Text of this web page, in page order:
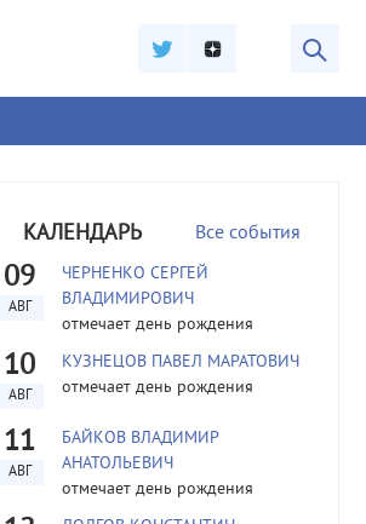
КАЛЕНДАРЬ Все события
09
АВГ
ЧЕРНЕНКО СЕРГЕЙ
ВЛАДИМИРОВИЧ
отмечает день рождения
10
АВГ
КУЗНЕЦОВ ПАВЕЛ МАРАТОВИЧ
отмечает день рождения
11
АВГ
БАЙКОВ ВЛАДИМИР
АНАТОЛЬЕВИЧ
отмечает день рождения